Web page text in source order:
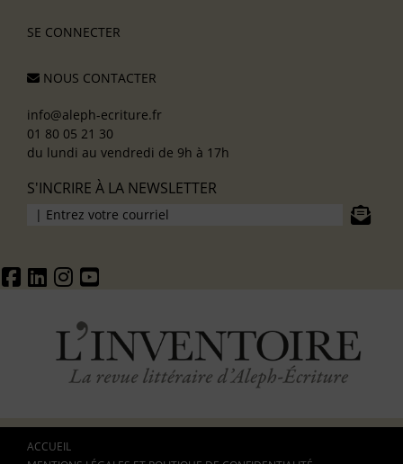
SE CONNECTER
NOUS CONTACTER
info@aleph-ecriture.fr
01 80 05 21 30
du lundi au vendredi de 9h à 17h
S'INCRIRE À LA NEWSLETTER
ACCUEIL